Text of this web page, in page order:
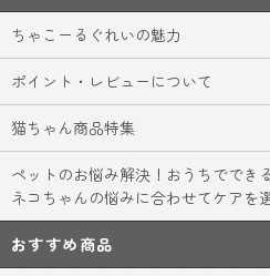
ちゃこーるぐれいの魅力
ポイント・レビューについて
猫ちゃん商品特集
ペットのお悩み解決！おうちでで
ネコちゃんの悩みに合わせてケアを
おすすめ商品